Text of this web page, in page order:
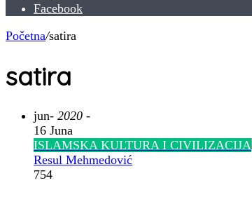
Facebook
Početna/satira
satira
jun- 2020 -
16 Juna
ISLAMSKA KULTURA I CIVILIZACIJA
Resul Mehmedović
754